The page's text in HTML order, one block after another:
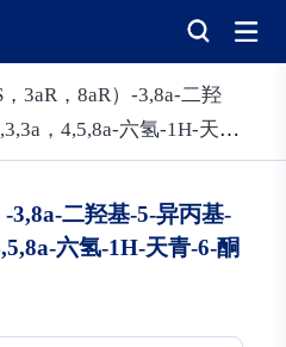
，3aR，8aR）-3,8a-二羟
，4,5,8a-六氢-1H-天
-3,8a-二羟基-5-异丙基-
六氢-1H-天青-6-酮